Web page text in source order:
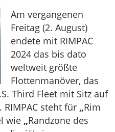
Am vergangenen
Freitag (2. August)
endete mit RIMPAC
2024 das bis dato
weltweit größte
Flottenmanöver, das
Third Fleet mit Sitz auf
steht für „Rim
wie „Randzone des